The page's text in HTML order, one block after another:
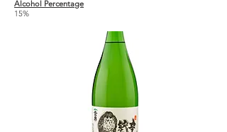
Alcohol Percentage
15%